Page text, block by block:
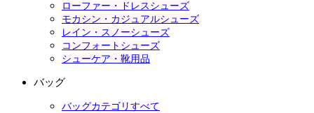
ローファー・ドレスシューズ
モカシン・カジュアルシューズ
レイン・スノーシューズ
コンフォートシューズ
シューケア・靴用品
バッグ
バッグカテゴリすべて